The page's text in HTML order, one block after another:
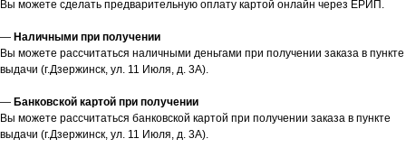
Вы можете сделать предварительную оплату картой онлайн через ЕРИП.
— Наличными при получении
Вы можете рассчитаться наличными деньгами при получении заказа в пункте
выдачи (г.Дзержинск, ул. 11 Июля, д. 3А).
— Банковской картой при получении
Вы можете рассчитаться банковской картой при получении заказа в пункте
выдачи (г.Дзержинск, ул. 11 Июля, д. 3А).